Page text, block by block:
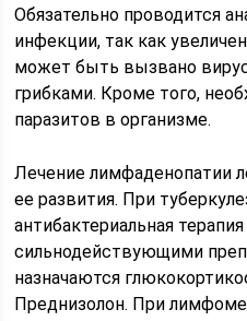
Обязательно проводится
инфекции, так как
может быть вызвано
грибками. Кроме того,
паразитов в организме.
Лечение лимфаденопатии
ее развития. При
антибактериальная
сильнодействующими
назначаются
Преднизолон. При